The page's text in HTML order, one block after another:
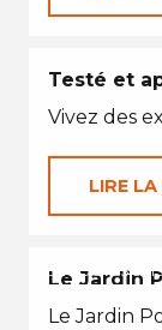
Testé et
Vivez des
LIRE
EN TOUTES
Le Jardin
Le Jardin